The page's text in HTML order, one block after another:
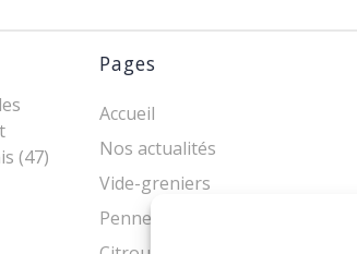
(47)
Pages
Accueil
Nos actualités
Vide-greniers
Penne’Art